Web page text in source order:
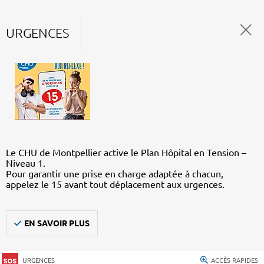
URGENCES
Le CHU de Montpellier active le Plan Hôpital en Tension –
Niveau 1.
Pour garantir une prise en charge adaptée à chacun,
appelez le 15 avant tout déplacement aux urgences.
EN SAVOIR PLUS
URGENCES ACCÈS RAPIDES